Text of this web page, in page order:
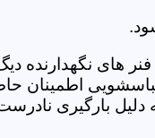
های نگهدارنده
لباسشویی
بارگیری